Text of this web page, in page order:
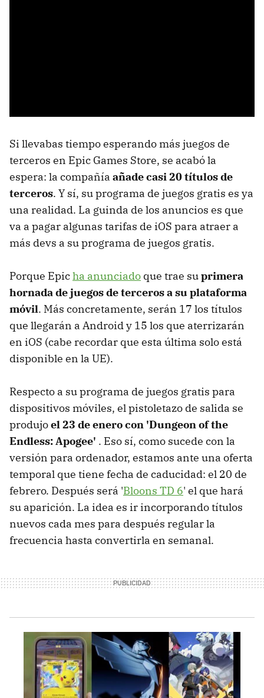
Si llevabas tiempo esperando más juegos de
terceros en Epic Games Store, se acabó la
espera: la compañía añade casi 20 títulos de
terceros. Y sí, su programa de juegos gratis es ya
una realidad. La guinda de los anuncios es que
va a pagar algunas tarifas de iOS para atraer a
más devs a su programa de juegos gratis.
Porque Epicha anunciado que trae suprimera
hornada de juegos de terceros a su plataforma
móvil. Más concretamente, serán 17 los títulos
que llegarán a Android y 15 los que aterrizarán
en iOS (cabe recordar que esta última solo está
disponible en la UE).
Respecto a su programa de juegos gratis para
dispositivos móviles, el pistoletazo de salida se
produjoel 23 de enero con 'Dungeon of the
Endless: Apogee' . Eso sí, como sucede con la
versión para ordenador, estamos ante una oferta
temporal que tiene fecha de caducidad: el 20 de
febrero. Después será 'Bloons TD 6' el que hará
su aparición. La idea es ir incorporando títulos
nuevos cada mes para después regular la
frecuencia hasta convertirla en semanal.